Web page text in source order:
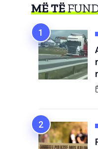
MË TË